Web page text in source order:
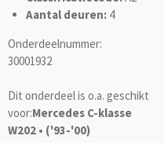
Aantal deuren: 4
Onderdeelnummer:
30001932
Dit onderdeel is o.a. geschikt
voor:Mercedes C-klasse
W202 • ('93-'00)